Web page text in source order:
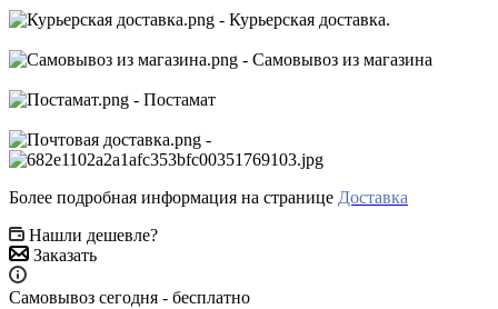
- Курьерская доставка.
- Самовывоз из магазина
- Постамат
-
Более подробная информация на странице Доставка
Нашли дешевле?
Заказать
Самовывоз сегодня - бесплатно